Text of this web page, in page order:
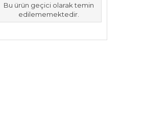
Bu ürün geçici olarak temin
edilememektedir.